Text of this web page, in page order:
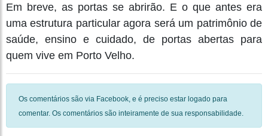
Em breve, as portas se abrirão. E o que antes era
uma estrutura particular agora será um patrimônio de
saúde, ensino e cuidado, de portas abertas para
quem vive em Porto Velho.
Os comentários são via Facebook, e é preciso estar logado para
comentar. Os comentários são inteiramente de sua responsabilidade.